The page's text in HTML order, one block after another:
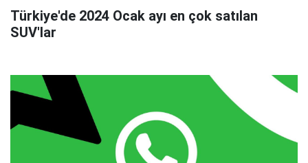
Türkiye'de 2024 Ocak ayı en çok satılan
SUV'lar